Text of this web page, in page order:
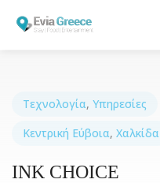
Τοποθεσία
Τεχνολογία, Υπηρεσίες
Κεντρική Εύβοια, Χαλκίδα
INK CHOICE